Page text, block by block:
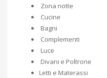
Zona notte
Cucine
Bagni
Complementi
Luce
Divani e Poltrone
Letti e Materassi